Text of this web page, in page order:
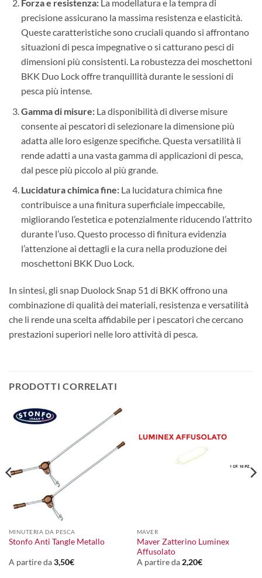
Forza e resistenza:La modellatura e la tempra di
precisione assicurano la massima resistenza e elasticità.
Queste caratteristiche sono cruciali quando si affrontano
situazioni di pesca impegnative o si catturano pesci di
dimensioni più consistenti. La robustezza dei moschettoni
BKK Duo Lock offre tranquillità durante le sessioni di
pesca più intense.
Gamma di misure:La disponibilità di diverse misure
consente ai pescatori di selezionare la dimensione più
adatta alle loro esigenze specifiche. Questa versatilità li
rende adatti a una vasta gamma di applicazioni di pesca,
dal pesce più piccolo al più grande.
Lucidatura chimica fine:La lucidatura chimica fine
contribuisce a una finitura superficiale impeccabile,
migliorando l’estetica e potenzialmente riducendo l’attrito
durante l’uso. Questo processo di finitura evidenzia
l’attenzione ai dettagli e la cura nella produzione dei
moschettoni BKK Duo Lock.
In sintesi, gli snap Duolock Snap 51 di BKK offrono una
combinazione di qualità dei materiali, resistenza e versatilità
che li rende una scelta affidabile per i pescatori che cercano
prestazioni superiori nelle loro attività di pesca.
PRODOTTI CORRELATI
MINUTERIA DA PESCA
Stonfo Anti Tangle Metallo
A partire da3,50€
MAVER
Maver Zatterino Luminex
Affusolato
A partire da 2,20€